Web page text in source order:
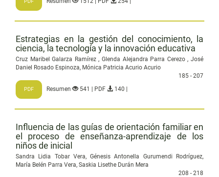
Estrategias en la gestión del conocimiento, la
ciencia, la tecnología y la innovación educativa
Cruz Maribel Galarza Ramírez , Glenda Alejandra Parra Cerezo , José
Daniel Rosado Espinoza, Mónica Patricia Acurio Acurio
185 - 207
PDF Resumen 541 | PDF 140 |
Influencia de las guías de orientación familiar en
el proceso de enseñanza-aprendizaje de los
niños de inicial
Sandra Lidia Tobar Vera, Génesis Antonella Gurumendi Rodríguez,
María Belén Parra Vera, Saskia Lisethe Durán Mera
208 - 218